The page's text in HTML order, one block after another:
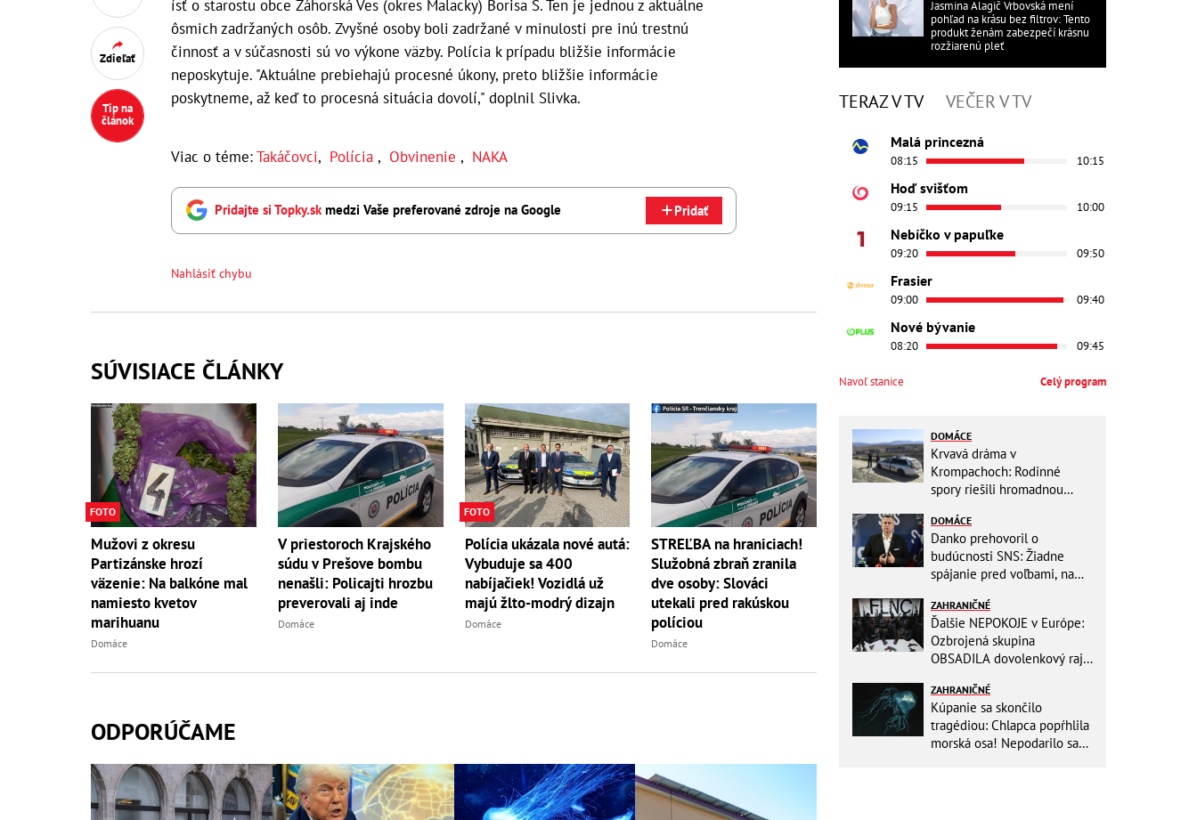
Zdieľať
Tip na
článok
ísť o starostu obce Záhorská Ves (okres Malacky) Borisa Š. Ten je jednou z aktuálne
ôsmich zadržaných osôb. Zvyšné osoby boli zadržané v minulosti pre inú trestnú
činnosť a v súčasnosti sú vo výkone väzby. Polícia k prípadu bližšie informácie
neposkytuje. "Aktuálne prebiehajú procesné úkony, preto bližšie informácie
poskytneme, až keď to procesná situácia dovolí," doplnil Slivka.
Viac o téme:Takáčovci, Polícia , Obvinenie , NAKA
Pridajte si Topky.skmedzi Vaše preferované zdroje na Google Pridať
Nahlásiť chybu
SÚVISIACE ČLÁNKY
FOTO
Mužovi z okresu
Partizánske hrozí
väzenie: Na balkóne mal
namiesto kvetov
marihuanu
Domáce
V priestoroch Krajského
súdu v Prešove bombu
nenašli: Policajti hrozbu
preverovali aj inde
Domáce
FOTO
Polícia ukázala nové autá:
Vybuduje sa 400
nabíjačiek! Vozidlá už
majú žlto-modrý dizajn
Domáce
STREĽBA na hraniciach!
Služobná zbraň zranila
dve osoby: Slováci
utekali pred rakúskou
políciou
Domáce
ODPORÚČAME
Jasmina Alagič Vrbovská mení
pohľad na krásu bez filtrov: Tento
produkt ženám zabezpečí krásnu
rozžiarenú pleť
TERAZ V TV VEČER V TV
Malá princezná
08:15 10:15
Hoď svišťom
09:15 10:00
Nebíčko v papuľke
09:20 09:50
Frasier
09:00 09:40
Nové bývanie
08:20 09:45
Navoľ stanice Celý program
DOMÁCE
Krvavá dráma v
Krompachoch: Rodinné
spory riešili hromadnou
DOMÁCE
Danko prehovoril o
budúcnosti SNS: Žiadne
spájanie pred voľbami, na
ZAHRANIČNÉ
Ďalšie NEPOKOJE v Európe:
Ozbrojená skupina
OBSADILA dovolenkový raj,
turistom!
ZAHRANIČNÉ
Kúpanie sa skončilo
tragédiou: Chlapca popŕhlila
morská osa! Nepodarilo sa